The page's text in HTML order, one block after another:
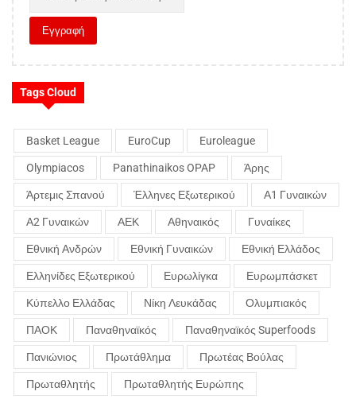
Tags Cloud
Basket League EuroCup Euroleague
Olympiacos Panathinaikos OPAP Άρης
Άρτεμις Σπανού Έλληνες Εξωτερικού Α1 Γυναικών
Α2 Γυναικών ΑΕΚ Αθηναικός Γυναίκες
Εθνική Ανδρών Εθνική Γυναικών Εθνική Ελλάδος
Ελληνίδες Εξωτερικού Ευρωλίγκα Ευρωμπάσκετ
Κύπελλο Ελλάδας Νίκη Λευκάδας Ολυμπιακός
ΠΑΟΚ Παναθηναϊκός Παναθηναϊκός Superfoods
Πανιώνιος Πρωτάθλημα Πρωτέας Βούλας
Πρωταθλητής Πρωταθλητής Ευρώπης